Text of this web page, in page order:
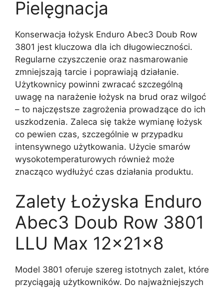
Pielęgnacja
Konserwacja łożysk Enduro Abec3 Doub Row
3801 jest kluczowa dla ich długowieczności.
Regularne czyszczenie oraz nasmarowanie
zmniejszają tarcie i poprawiają działanie.
Użytkownicy powinni zwracać szczególną
uwagę na narażenie łożysk na brud oraz wilgoć
– to najczęstsze zagrożenia prowadzące do ich
uszkodzenia. Zaleca się także wymianę łożysk
co pewien czas, szczególnie w przypadku
intensywnego użytkowania. Użycie smarów
wysokotemperaturowych również może
znacząco wydłużyć czas działania produktu.
Zalety Łożyska Enduro
Abec3 Doub Row 3801
LLU Max 12x21x8
Model 3801 oferuje szereg istotnych zalet, które
przyciągają użytkowników. Do najważniejszych